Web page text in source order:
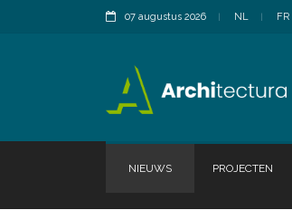
07 augustus 2026 NL FR
NIEUWS PROJECTEN